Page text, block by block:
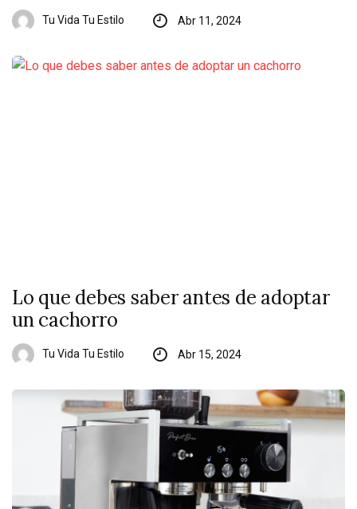
Tu Vida Tu Estilo Abr 11, 2024
Lo que debes saber antes de adoptar
un cachorro
Tu Vida Tu Estilo Abr 15, 2024